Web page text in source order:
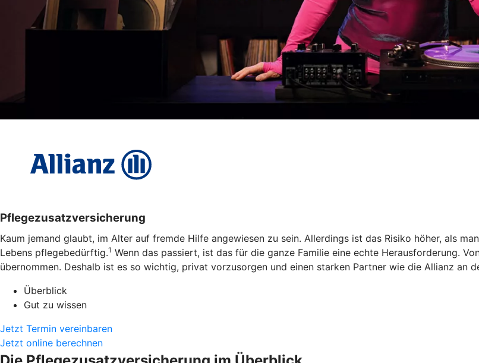
Pflegezusatzversicherung
Kaum jemand glaubt, im Alter auf fremde Hilfe angewiesen zu sein. Allerdings ist das Risiko höher, als
Lebens pflegebedürftig.1 Wenn das passiert, ist das für die ganze Familie eine echte Herausforderung.
übernommen. Deshalb ist es so wichtig, privat vorzusorgen und einen starken Partner wie die Allianz an
Überblick
Gut zu wissen
Jetzt Termin vereinbaren
Jetzt online berechnen